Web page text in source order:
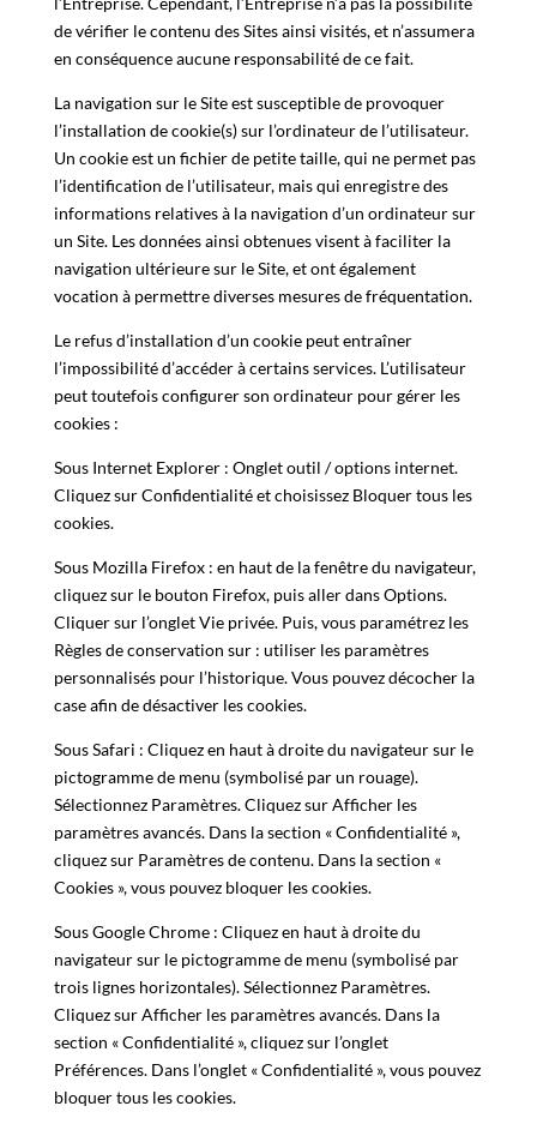
de vérifier le contenu des Sites ainsi visités, et n’assumera
en conséquence aucune responsabilité de ce fait.
La navigation sur le Site est susceptible de provoquer
l’installation de cookie(s) sur l’ordinateur de l’utilisateur.
Un cookie est un fichier de petite taille, qui ne permet pas
l’identification de l’utilisateur, mais qui enregistre des
informations relatives à la navigation d’un ordinateur sur
un Site. Les données ainsi obtenues visent à faciliter la
navigation ultérieure sur le Site, et ont également
vocation à permettre diverses mesures de fréquentation.
Le refus d’installation d’un cookie peut entraîner
l’impossibilité d’accéder à certains services. L’utilisateur
peut toutefois configurer son ordinateur pour gérer les
cookies :
Sous Internet Explorer : Onglet outil / options internet.
Cliquez sur Confidentialité et choisissez Bloquer tous les
cookies.
Sous Mozilla Firefox : en haut de la fenêtre du navigateur,
cliquez sur le bouton Firefox, puis aller dans Options.
Cliquer sur l’onglet Vie privée. Puis, vous paramétrez les
Règles de conservation sur : utiliser les paramètres
personnalisés pour l’historique. Vous pouvez décocher la
case afin de désactiver les cookies.
Sous Safari : Cliquez en haut à droite du navigateur sur le
pictogramme de menu (symbolisé par un rouage).
Sélectionnez Paramètres. Cliquez sur Afficher les
paramètres avancés. Dans la section « Confidentialité »,
cliquez sur Paramètres de contenu. Dans la section «
Cookies », vous pouvez bloquer les cookies.
Sous Google Chrome : Cliquez en haut à droite du
navigateur sur le pictogramme de menu (symbolisé par
trois lignes horizontales). Sélectionnez Paramètres.
Cliquez sur Afficher les paramètres avancés. Dans la
section « Confidentialité », cliquez sur l’onglet
Préférences. Dans l’onglet « Confidentialité », vous pouvez
bloquer tous les cookies.